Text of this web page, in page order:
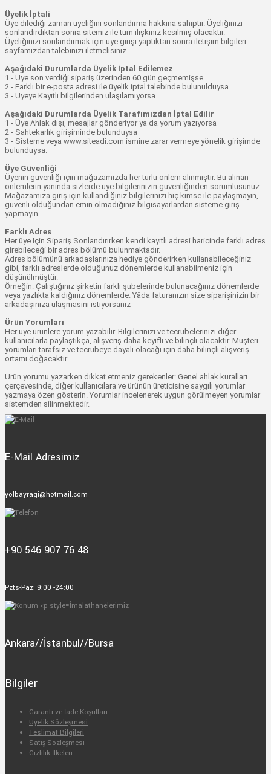
Üyelik İptali
Üye dilediği zaman üyeliğini sonlandırma hakkına sahiptir. Üyeliğinizi
sonlandırdıktan sonra sitemiz ile tüm ilişkiniz kesilmiş olacaktır.
Üyeliğinizi sonlandırmak için üye girişi yaptıktan sonra iletişim bilgileri
sayfamızdan talebinizi iletmelisiniz.
Aşağıdaki Durumlarda Üyelik İptal Edilemez
1 - Üye son verdiği sipariş üzerinden 60 gün geçmemişse.
2 - Farklı bir e-posta adresi ile üyelik iptal talebinde bulunulduysa
3 - Üyeye Kayıtlı bilgilerinden ulaşılamıyorsa
Aşağıdaki Durumlarda Üyelik Tarafımızdan İptal Edilir
1 - Üye Ahlak dışı, mesajlar gönderiyor ya da yorum yazıyorsa
2 - Sahtekarlık girişiminde bulunduysa
3 - Sisteme veya www.siteadi.com ismine zarar vermeye yönelik girişimde
bulunduysa.
Üye Güvenliği
Üyenin güvenliği için mağazamızda her türlü önlem alınmıştır. Bu alınan
önlemlerin yanında sizlerde üye bilgilerinizin güvenliğinden sorumlusunuz.
Mağazamıza giriş için kullandığınız bilgilerinizi hiç kimse ile paylaşmayın,
güvenli olduğundan emin olmadığınız bilgisayarlardan sisteme giriş
yapmayın.
Farklı Adres
Her üye İçin Sipariş Sonlandırırken kendi kayıtlı adresi haricinde farklı adres
girebileceği bir adres bölümü bulunmaktadır.
Adres bölümünü arkadaşlarınıza hediye gönderirken kullanabileceğiniz
gibi, farklı adreslerde olduğunuz dönemlerde kullanabilmeniz için
düşünülmüştür.
Örneğin: Çalıştığınız şirketin farklı şubelerinde bulunacağınız dönemlerde
veya yazlıkta kaldığınız dönemlerde. Yâda faturanızın size siparişinizin bir
arkadaşınıza ulaşmasını istiyorsanız
Ürün Yorumları
Her üye ürünlere yorum yazabilir. Bilgilerinizi ve tecrübelerinizi diğer
kullanıcılarla paylaştıkça, alışveriş daha keyifli ve bilinçli olacaktır. Müşteri
yorumları tarafsız ve tecrübeye dayalı olacağı için daha bilinçli alışveriş
ortamı doğacaktır.
Ürün yorumu yazarken dikkat etmeniz gerekenler: Genel ahlak kuralları
çerçevesinde, diğer kullanıcılara ve ürünün üreticisine saygılı yorumlar
yazmaya özen gösterin. Yorumlar incelenerek uygun görülmeyen yorumlar
sistemden silinmektedir.
E-Mail Adresimiz
yolbayragi@hotmail.com
+90 546 907 76 48
Pzts-Paz: 9:00 -24:00
İmalathanelerimiz
Ankara//İstanbul//Bursa
Bilgiler
Garanti ve İade Koşulları
Üyelik Sözleşmesi
Teslimat Bilgileri
Satış Sözleşmesi
Gizlilik İlkeleri